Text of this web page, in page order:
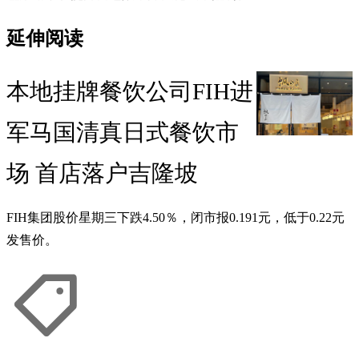
延伸阅读
本地挂牌餐饮公司FIH进
军马国清真日式餐饮市
场 首店落户吉隆坡
FIH集团股价星期三下跌4.50％，闭市报0.191元，低于0.22元
发售价。